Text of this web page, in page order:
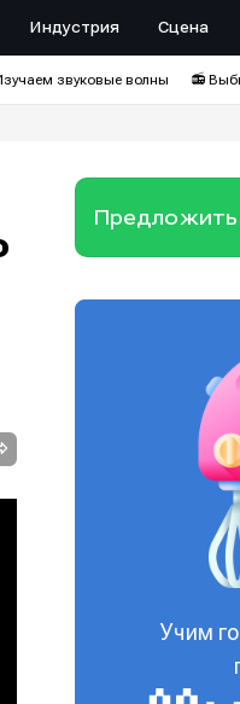
Индустрия Сцена
звуковые волны 📻
Предложить
Учим